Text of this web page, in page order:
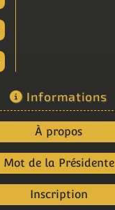
Informations
À propos
Mot de la Présidente
Inscription